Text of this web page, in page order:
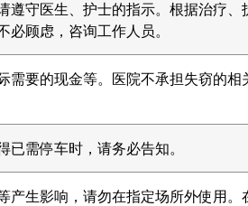
遵守医生、护士的指示。根据治疗
必顾虑，咨询工作人员。
需要的现金等。医院不承担失窃的
需停车时，请务必告知。
产生影响，请勿在指定场所外使用